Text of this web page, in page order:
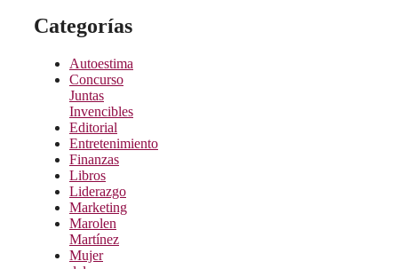
Categorías
Autoestima
Concurso
Juntas
Invencibles
Editorial
Entretenimiento
Finanzas
Libros
Liderazgo
Marketing
Marolen
Martínez
Mujer